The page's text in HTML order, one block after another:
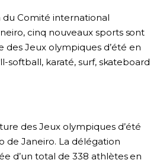
du Comité international
cinq nouveaux sports sont
Jeux olympiques d’été en
softball, karaté, surf, skateboard
des Jeux olympiques d’été
de Janeiro. La délégation
d’un total de 338 athlètes en